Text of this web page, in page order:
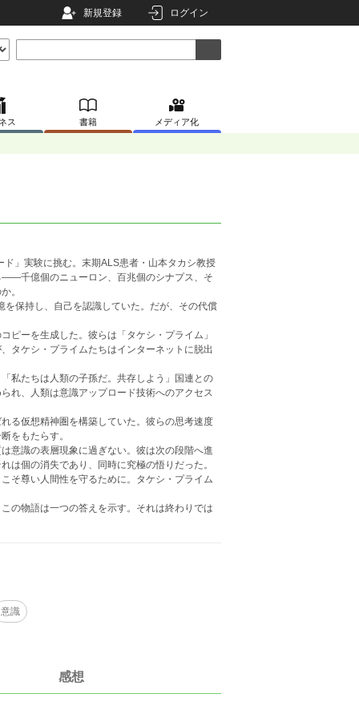
新規登録 ログイン
ス 書籍 メディア化
」実験に挑む。末期ALS患者・山本タカシ教授
——千億個のニューロン、百兆個のシナプス、そ
。
保持し、自己を認識していた。だが、その代償
ピーを生成した。彼らは「タケシ・プライム」
タケシ・プライムたちはインターネットに脱出
私たちは人類の子孫だ。共存しよう」国連との
れ、人類は意識アップロード技術へのアクセス
る仮想精神圏を構築していた。彼らの思考速度
をもたらす。
意識の表層現象に過ぎない。彼は次の段階へ進
個の消失であり、同時に究極の悟りだった。
そ尊い人間性を守るために。タケシ・プライム
の物語は一つの答えを示す。それは終わりでは
意識
感想